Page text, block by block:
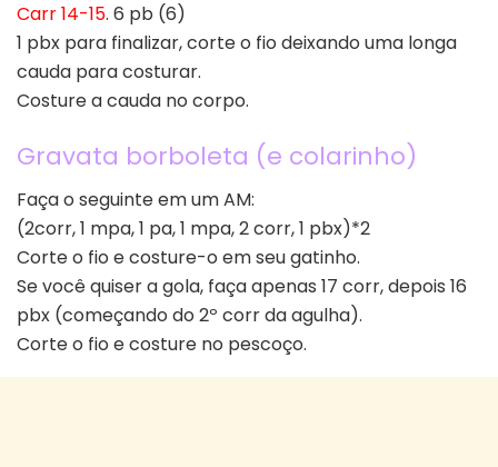
Carr 14-15. 6 pb (6)
1 pbx para finalizar, corte o fio deixando uma longa
cauda para costurar.
Costure a cauda no corpo.
Gravata borboleta (e colarinho)
Faça o seguinte em um AM:
(2corr, 1 mpa, 1 pa, 1 mpa, 2 corr, 1 pbx)*2
Corte o fio e costure-o em seu gatinho.
Se você quiser a gola, faça apenas 17 corr, depois 16
pbx (começando do 2º corr da agulha).
Corte o fio e costure no pescoço.